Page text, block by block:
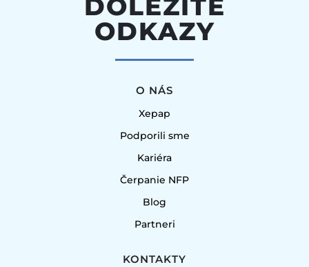
DÔLEŽITÉ
ODKAZY
O NÁS
Xepap
Podporili sme
Kariéra
Čerpanie NFP
Blog
Partneri
KONTAKTY